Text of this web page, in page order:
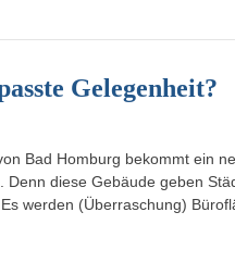
Gelegenheit?
Bad Homburg bekommt ein
diese Gebäude geben
werden (Überraschung)